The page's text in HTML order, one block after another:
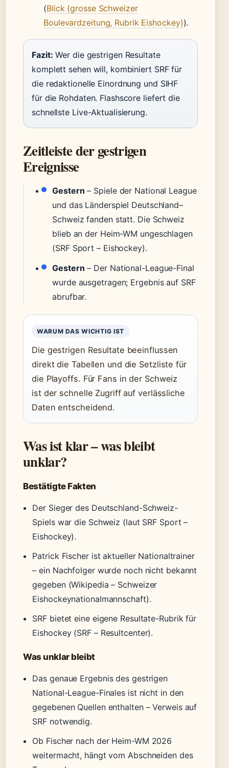
(Blick (grosse Schweizer
Boulevardzeitung, Rubrik Eishockey)).
Fazit: Wer die gestrigen Resultate
komplett sehen will, kombiniert SRF für
die redaktionelle Einordnung und SIHF
für die Rohdaten. Flashscore liefert die
schnellste Live-Aktualisierung.
Zeitleiste der gestrigen
Ereignisse
Gestern – Spiele der National League
und das Länderspiel Deutschland–
Schweiz fanden statt. Die Schweiz
blieb an der Heim-WM ungeschlagen
(SRF Sport – Eishockey).
Gestern – Der National-League-Final
wurde ausgetragen; Ergebnis auf SRF
abrufbar.
WARUM DAS WICHTIG IST
Die gestrigen Resultate beeinflussen
direkt die Tabellen und die Setzliste für
die Playoffs. Für Fans in der Schweiz
ist der schnelle Zugriff auf verlässliche
Daten entscheidend.
Was ist klar – was bleibt
unklar?
Bestätigte Fakten
Der Sieger des Deutschland-Schweiz-
Spiels war die Schweiz (laut SRF Sport –
Eishockey).
Patrick Fischer ist aktueller Nationaltrainer
– ein Nachfolger wurde noch nicht bekannt
gegeben (Wikipedia – Schweizer
Eishockeynationalmannschaft).
SRF bietet eine eigene Resultate-Rubrik für
Eishockey (SRF – Resultcenter).
Was unklar bleibt
Das genaue Ergebnis des gestrigen
National-League-Finales ist nicht in den
gegebenen Quellen enthalten – Verweis auf
SRF notwendig.
Ob Fischer nach der Heim-WM 2026
weitermacht, hängt vom Abschneiden des